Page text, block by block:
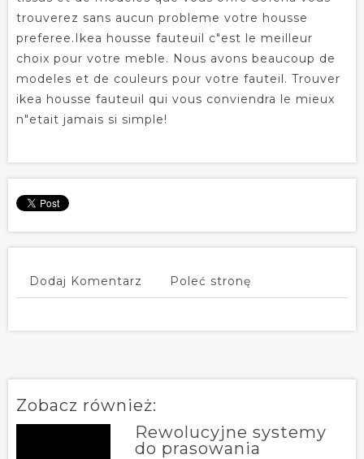
trouverez sans aucun probleme votre housse
preferee.Ikea housse fauteuil c"est le meilleur
choix pour votre meble. Nous avons beaucoup de
modeles et de couleurs pour votre fauteil. Trouver
ikea housse fauteuil qui vous conviendra le mieux
n"etait jamais si simple!
Dodaj Komentarz Poleć stronę
Zobacz również:
Rewolucyjne systemy
do prasowania